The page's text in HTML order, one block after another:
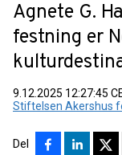
Agnete G.
festning er
9.12.2025 12:27:45
Stiftelsen Akershus
Del